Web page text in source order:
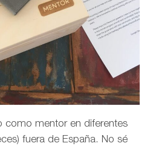
como mentor en diferentes
fuera de España. No sé